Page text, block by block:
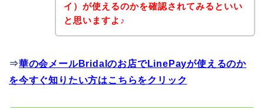
イ）が使えるのかを確認されてみるといい
と思いますよ♪
⇒華の会メールBridalのお店でLinePayが使えるのか
を今すぐ知りたい方はこちらをクリック